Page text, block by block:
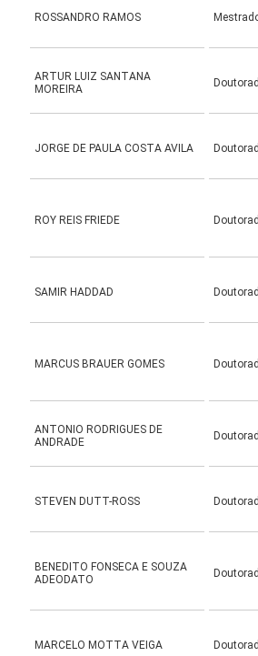
ROSSANDRO RAMOS
ARTUR LUIZ SANTANA
MOREIRA
JORGE DE PAULA COSTA AVILA
ROY REIS FRIEDE
SAMIR HADDAD
MARCUS BRAUER GOMES
ANTONIO RODRIGUES DE
ANDRADE
STEVEN DUTT-ROSS
BENEDITO FONSECA E SOUZA
ADEODATO
MARCELO MOTTA VEIGA